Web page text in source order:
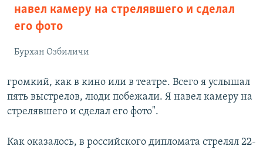
навел камеру на стрелявшего и сделал
его фото
Бурхан Озбиличи
громкий, как в кино или в театре. Всего я услышал
пять выстрелов, люди побежали. Я навел камеру на
стрелявшего и сделал его фото".
Как оказалось, в российского дипломата стрелял 22-